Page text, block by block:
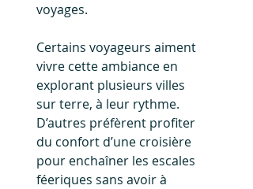
voyages.
Certains voyageurs aiment
vivre cette ambiance en
explorant plusieurs villes
sur terre, à leur rythme.
D’autres préfèrent profiter
du confort d’une croisière
pour enchaîner les escales
féeriques sans avoir à